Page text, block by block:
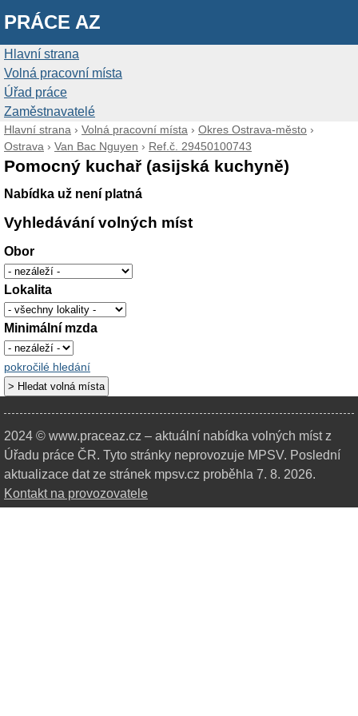
PRÁCE AZ
Hlavní strana
Volná pracovní místa
Úřad práce
Zaměstnavatelé
Hlavní strana › Volná pracovní místa › Okres Ostrava-město ›
Ostrava › Van Bac Nguyen › Ref.č. 29450100743
Pomocný kuchař (asijská kuchyně)
Nabídka už není platná
Vyhledávání volných míst
Obor
Lokalita
Minimální mzda
pokročilé hledání
2024 © www.praceaz.cz – aktuální nabídka volných míst z
Úřadu práce ČR. Tyto stránky neprovozuje MPSV. Poslední
aktualizace dat ze stránek mpsv.cz proběhla 7. 8. 2026.
Kontakt na provozovatele